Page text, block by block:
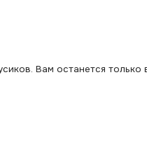
Вам останется только